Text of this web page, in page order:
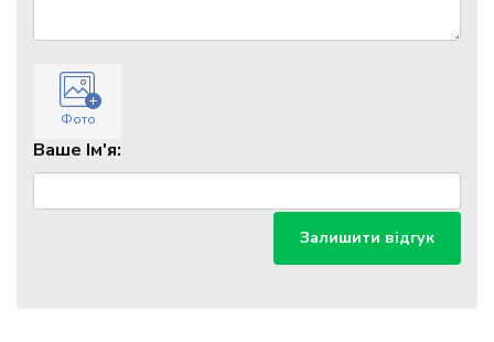
Фото
Ваше Ім'я:
Залишити відгук